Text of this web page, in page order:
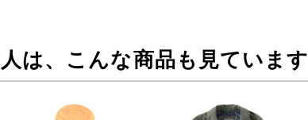
は、こんな商品も見ています